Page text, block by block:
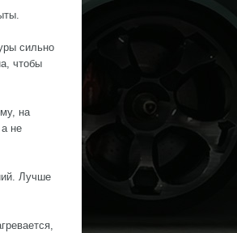
сильно
чтобы
на
не
Лучше